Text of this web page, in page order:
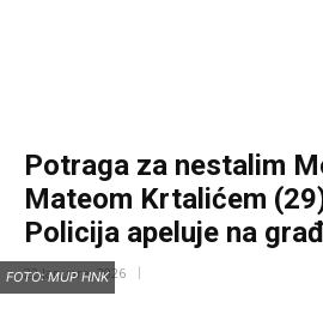
Potraga za nestalim
Mateom Krtalićem
Policija apeluje na
22 Januara, 2026
FOTO: MUP HNK